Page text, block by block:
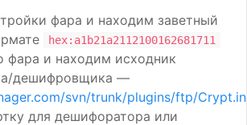
фара и находим заветный
hex:a1b21a2112100162681711
фара и находим исходник
дешифровщика —
svn/trunk/plugins/ftp/
для дешифоратора или